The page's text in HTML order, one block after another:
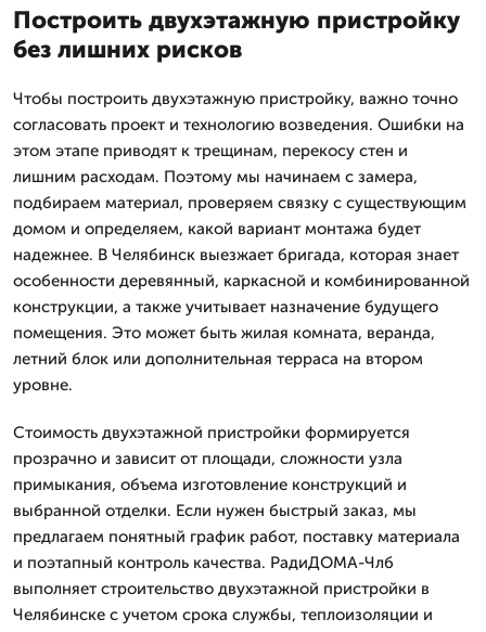
Построить двухэтажную пристройку
без лишних рисков
Чтобы построить двухэтажную пристройку, важно точно
согласовать проект и технологию возведения. Ошибки на
этом этапе приводят к трещинам, перекосу стен и
лишним расходам. Поэтому мы начинаем с замера,
подбираем материал, проверяем связку с существующим
домом и определяем, какой вариант монтажа будет
надежнее. В Челябинск выезжает бригада, которая знает
особенности деревянный, каркасной и комбинированной
конструкции, а также учитывает назначение будущего
помещения. Это может быть жилая комната, веранда,
летний блок или дополнительная терраса на втором
уровне.
Стоимость двухэтажной пристройки формируется
прозрачно и зависит от площади, сложности узла
примыкания, объема изготовление конструкций и
выбранной отделки. Если нужен быстрый заказ, мы
предлагаем понятный график работ, поставку материала
и поэтапный контроль качества. РадиДОМА-Члб
выполняет строительство двухэтажной пристройки в
Челябинске с учетом срока службы, теплоизоляции и